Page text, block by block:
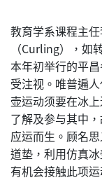
教育学系课程主
（Curling），如
本年初举行的平
受注视。唯普遍
壶运动须要在冰
了解及参与其中
应运而生。顾名
道垫，利用仿真
有机会接触此项运